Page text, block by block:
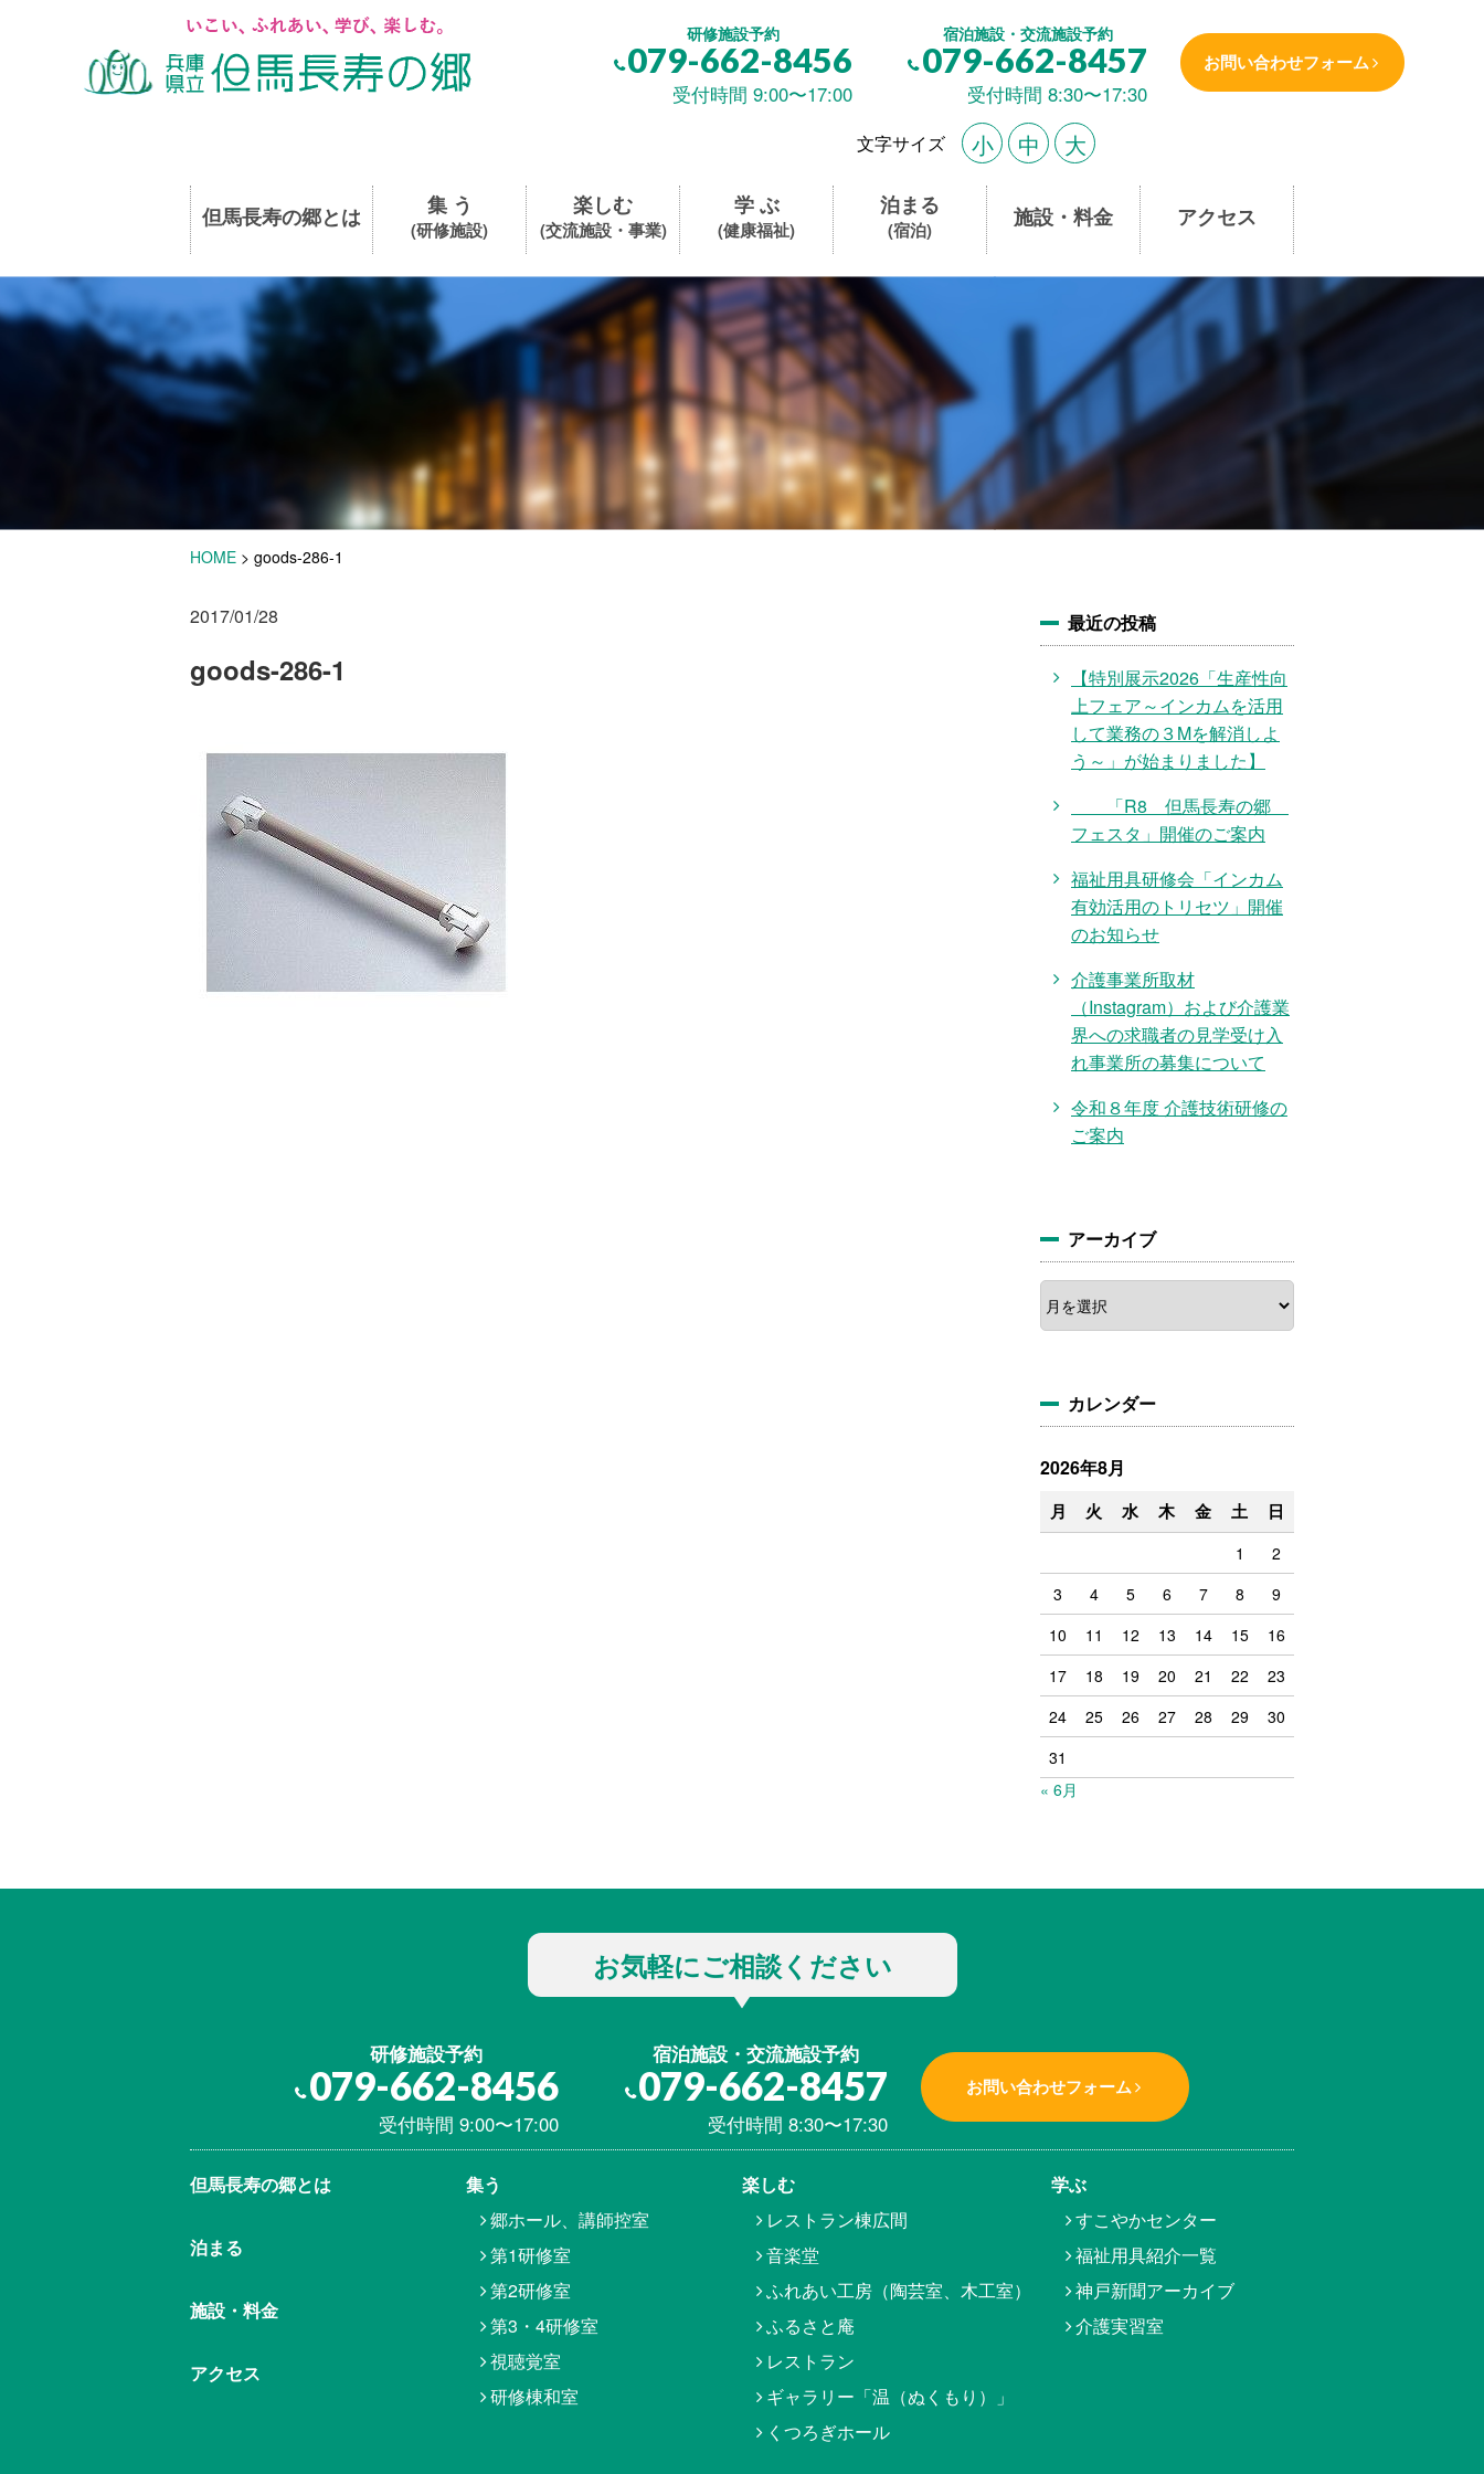
研修施設予約
079-662-8456
受付時間 9:00〜17:00
宿泊施設・交流施設予約
079-662-8457
受付時間 8:30〜17:30
お問い合わせフォーム
文字サイズ 小 中 大
但馬長寿の郷とは 集 う
(研修施設)
楽しむ
(交流施設・事業)
学 ぶ
(健康福祉)
泊まる
(宿泊) 施設・料金 アクセス
HOME > goods-286-1
2017/01/28
goods-286-1
最近の投稿
【特別展示2026「生産性向
上フェア～インカムを活用
して業務の３Mを解消しよ
う～」が始まりました】
「R8 但馬長寿の郷
フェスタ」開催のご案内
福祉用具研修会「インカム
有効活用のトリセツ」開催
のお知らせ
介護事業所取材
（Instagram）および介護業
界への求職者の見学受け入
れ事業所の募集について
令和８年度 介護技術研修の
ご案内
アーカイブ
ア
ー
カ
カレンダー
2026年8月
月 火 水 木 金 土 日
1
2
3
4 5 6 7 8
9
10
11 12 13 14 15
16
17
18 19 20 21 22
23
24
25 26 27 28 29
30
31
« 6月
お気軽にご相談ください
研修施設予約
079-662-8456
受付時間 9:00〜17:00
宿泊施設・交流施設予約
079-662-8457
受付時間 8:30〜17:30
お問い合わせフォーム
但馬⾧寿の郷とは
泊まる
施設・料金
アクセス
集う
郷ホール、講師控室
第1研修室
第2研修室
第3・4研修室
視聴覚室
研修棟和室
楽しむ
レストラン棟広間
音楽堂
ふれあい工房（陶芸室、木工室）
ふるさと庵
レストラン
ギャラリー「温（ぬくもり）」
くつろぎホール
学ぶ
すこやかセンター
福祉用具紹介一覧
神戸新聞アーカイブ
介護実習室